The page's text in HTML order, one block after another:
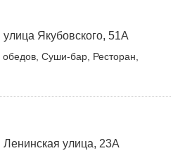
Якубовского, 51А
Суши-бар, Ресторан,
Ленинская улица, 23А